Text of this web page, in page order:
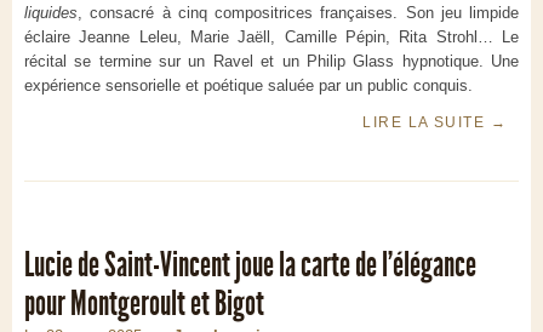
liquides, consacré à cinq compositrices françaises. Son jeu limpide
éclaire Jeanne Leleu, Marie Jaëll, Camille Pépin, Rita Strohl… Le
récital se termine sur un Ravel et un Philip Glass hypnotique. Une
expérience sensorielle et poétique saluée par un public conquis.
LIRE LA SUITE →
Lucie de Saint-Vincent joue la carte de l’élégance
pour Montgeroult et Bigot